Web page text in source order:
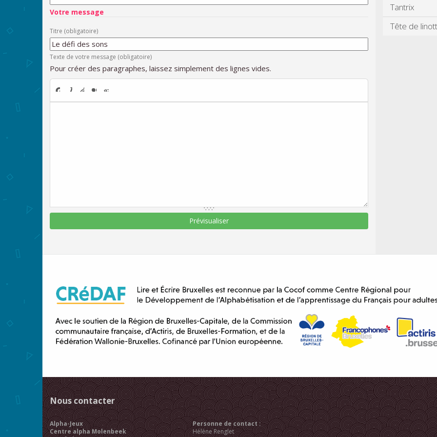
Votre message
Titre (obligatoire)
Texte de votre message (obligatoire)
Pour créer des paragraphes, laissez simplement des lignes vides.
Tantrix
Tête de
Nous contacter
Alpha-Jeux
Centre alpha Molenbeek
Personne de contact :
Hélène Renglet